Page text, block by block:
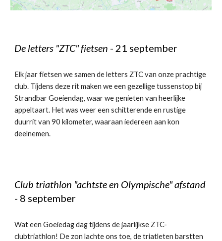
De letters "ZTC" fietsen - 21 september
Elk jaar fietsen we samen de letters ZTC van onze prachtige
club. Tijdens deze rit maken we een gezellige tussenstop bij
Strandbar Goeiendag, waar we genieten van heerlijke
appeltaart. Het was weer een schitterende en rustige
duurrit van 90 kilometer, waaraan iedereen aan kon
deelnemen.
Club triathlon "achtste en Olympische" afstand
- 8 september
Wat een Goeiedag dag tijdens de jaarlijkse ZTC-
clubtriathlon! De zon lachte ons toe, de triatleten barstten